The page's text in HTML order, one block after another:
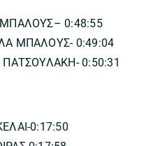
0:48:55
ΜΠΑΛΟΥΣ- 0:49:04
ΠΑΤΣΟΥΛΑΚΗ- 0:50:31
0:17:50